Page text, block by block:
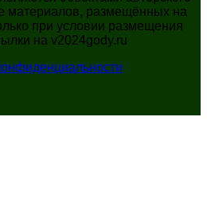
материалов, размещённых на
при условии размещения
на v2024gody.ru